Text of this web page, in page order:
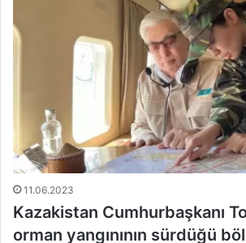
11.06.2023
Kazakistan Cumhurbaşkanı
orman yangınının sürdüğü